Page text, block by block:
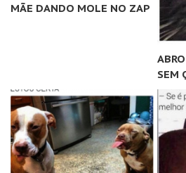
MÃE DANDO MOLE NO ZAP
SEM